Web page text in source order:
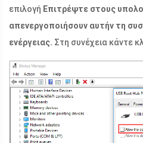
επιλογή Επιτρέψτε στους
απενεργοποιήσουν αυτήν τη
ενέργειας. Στη συνέχεια κάντε